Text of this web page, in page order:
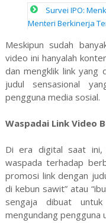
Survei IPO:
Menteri Berkinerja
Meskipun sudah
video ini hanyalah
dan mengklik link yang
judul sensasional
pengguna media sosial.
Waspadai Link Video
Di era digital saat ini,
waspada terhadap
promosi link dengan
di kebun sawit” atau
sengaja dibuat
mengundang pengguna